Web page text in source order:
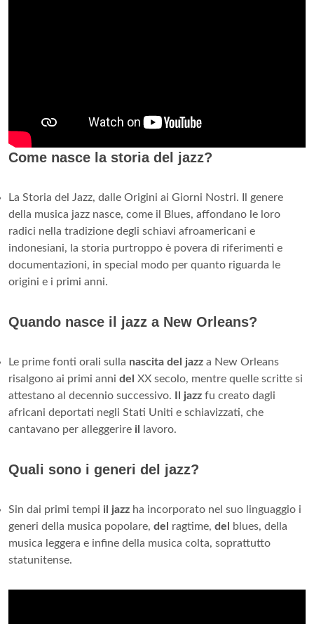
Come nasce la storia del jazz?
La Storia del Jazz, dalle Origini ai Giorni Nostri. Il genere
della musica jazz nasce, come il Blues, affondano le loro
radici nella tradizione degli schiavi afroamericani e
indonesiani, la storia purtroppo è povera di riferimenti e
documentazioni, in special modo per quanto riguarda le
origini e i primi anni.
Quando nasce il jazz a New Orleans?
Le prime fonti orali sulla nascita del jazz a New Orleans
risalgono ai primi anni del XX secolo, mentre quelle scritte si
attestano al decennio successivo.
Il jazz fu creato dagli
africani deportati negli Stati Uniti e schiavizzati, che
cantavano per alleggerire il lavoro.
Quali sono i generi del jazz?
Sin dai primi tempi il jazz ha incorporato nel suo linguaggio i
generi della musica popolare, del ragtime, del
blues, della
musica leggera e infine della musica colta, soprattutto
statunitense.